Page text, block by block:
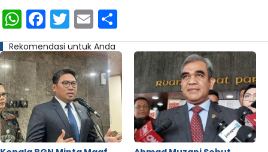
WhatsApp
Facebook
Twitter
Email
Rekomendasi untuk Anda